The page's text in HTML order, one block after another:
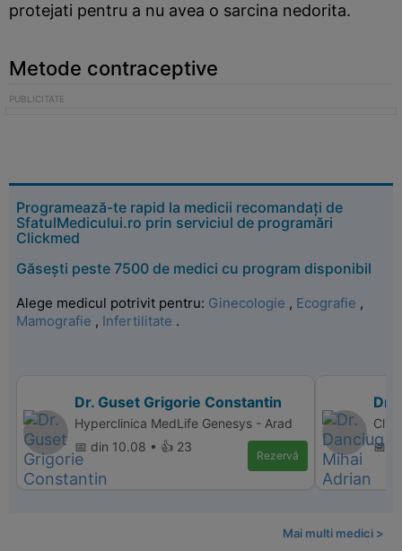
protejati pentru a nu avea o sarcina nedorita.
Metode contraceptive
Programează-te rapid la medicii recomandați de
SfatulMedicului.ro prin serviciul de programări
Clickmed
Găsești peste 7500 de medici cu program disponibil
Alege medicul potrivit pentru: Ginecologie , Ecografie ,
Mamografie , Infertilitate .
Dr. Guset Grigorie Constantin
Hyperclinica MedLife Genesys - Arad
📅 din 10.08 • 👍 23
Rezervă
Dr.
📅
Mai multi medici >